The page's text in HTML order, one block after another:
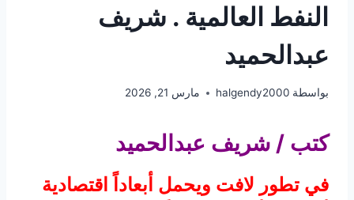
النفط العالمية . شريف
عبدالحميد
بواسطة halgendy2000 مارس 21, 2026
كتب / شريف عبدالحميد
في تطور لافت ويحمل أبعاداً اقتصادية